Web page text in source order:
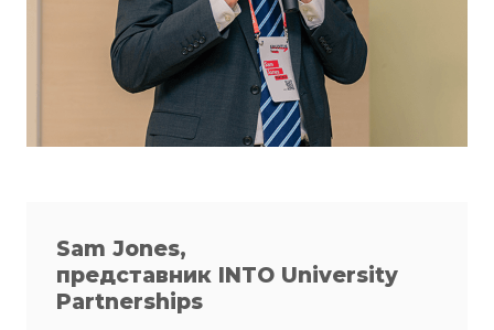
Sam Jones,
представник INTO University
Partnerships